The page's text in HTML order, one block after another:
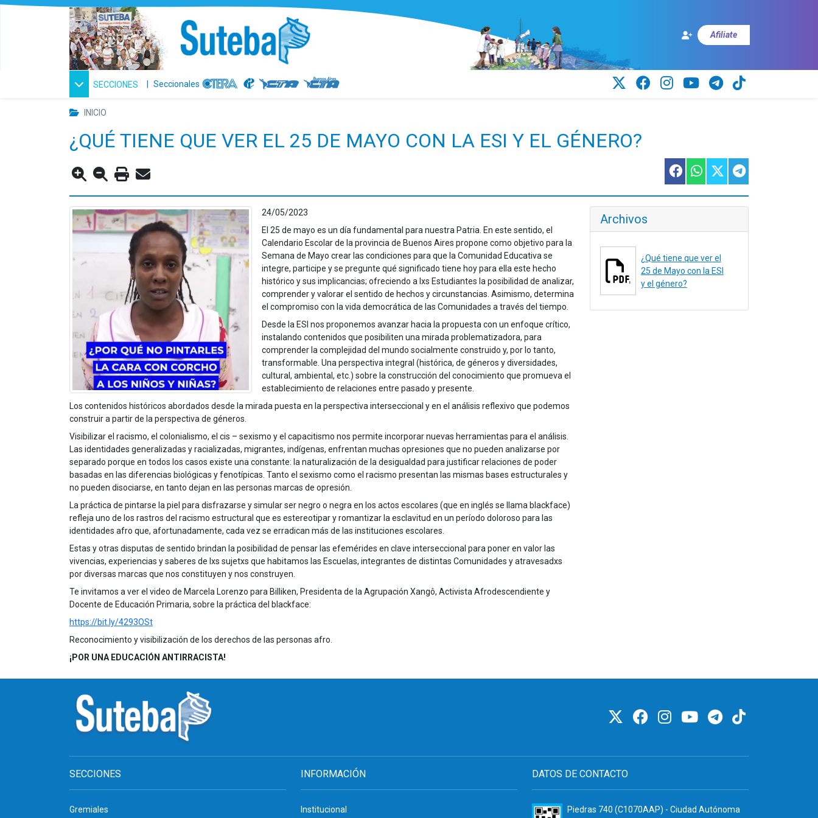
Afiliate
SECCIONES | Seccionales
INICIO
¿QUÉ TIENE QUE VER EL 25 DE MAYO CON LA ESI Y EL GÉNERO?
24/05/2023
El 25 de mayo es un día fundamental para nuestra Patria. En este sentido, el
Calendario Escolar de la provincia de Buenos Aires propone como objetivo para la
Semana de Mayo crear las condiciones para que la Comunidad Educativa se
integre, participe y se pregunte qué significado tiene hoypara ella este hecho
histórico y sus implicancias; ofreciendo a lxs Estudiantes la posibilidad de analizar,
comprender y valorar el sentido de hechos y circunstancias. Asimismo, determina
el compromiso con la vida democrática de las Comunidades a través del tiempo.
Desde la ESI nos proponemos avanzar hacia la propuesta con un enfoque crítico,
instalando contenidos que posibiliten una mirada problematizadora, para
comprender la complejidad del mundo socialmente construido y, por lo tanto,
transformable. Una perspectiva integral (histórica, de géneros y diversidades,
cultural, ambiental, etc.) sobre la construcción del conocimiento que promueva el
establecimiento de relaciones entre pasado y presente.
Los contenidos históricos abordados desde la mirada puesta en la perspectiva interseccional y en el análisis reflexivo que podemos
construir a partir de la perspectiva de géneros.
Visibilizar el racismo, el colonialismo, el cis – sexismo y el capacitismo nos permite incorporar nuevas herramientas para el análisis.
Las identidades generalizadas y racializadas, migrantes, indígenas, enfrentan muchas opresiones que no pueden analizarse por
separado porque en todos los casos existe una constante: la naturalización de la desigualdad para justificar relaciones de poder
basadas en las diferencias biológicas y fenotípicas. Tanto el sexismo como el racismo presentan las mismas bases estructurales y
no pueden disociarse, en tanto dejan en las personas marcas de opresión.
La práctica de pintarse la piel para disfrazarse y simular ser negro o negra en los actos escolares (que en inglés se llama blackface)
refleja uno de los rastros del racismo estructural que es estereotipar y romantizar la esclavitud en un período doloroso para las
identidades afro que, afortunadamente, cada vez se erradican más de las instituciones escolares.
Estas y otras disputas de sentido brindan la posibilidad de pensar las efemérides en clave interseccional para poner en valor las
vivencias, experiencias y saberes de lxs sujetxs que habitamos las Escuelas, integrantes de distintas Comunidades y atravesadxs
por diversas marcas que nos constituyen y nos construyen.
Te invitamos a ver el video de Marcela Lorenzo para Billiken, Presidenta de la Agrupación Xangô, Activista Afrodescendiente y
Docente de Educación Primaria, sobre la práctica del blackface:
https://bit.ly/4293OSt
Reconocimiento y visibilización de los derechos de las personas afro.
¡POR UNA EDUCACIÓN ANTIRRACISTA!
Archivos
¿Qué tiene que ver el
25 de Mayo con la ESI
y el género?
SECCIONES
Gremiales
INFORMACIÓN
Institucional
DATOS DE CONTACTO
Piedras 740 (C1070AAP) - Ciudad Autónoma